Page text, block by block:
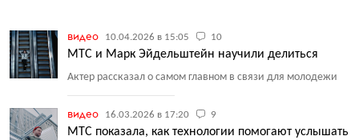
видео 10.04.2026 в 15:05 10
МТС и Марк Эйдельштейн научили делиться
Актер рассказал о самом главном в связи для молодежи
видео 16.03.2026 в 17:20 9
МТС показала, как технологии помогают услышать